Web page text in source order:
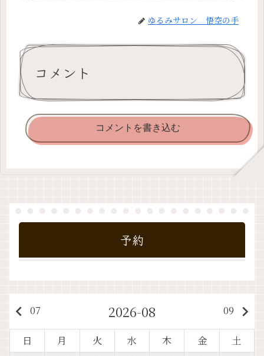
ゆるみサロン 悟空の手
コメント
コメントを書き込む
予約
keyboard_arrow_left 07 2026-08 09 keyboard_arrow_right
日 月 火 水 木 金
土